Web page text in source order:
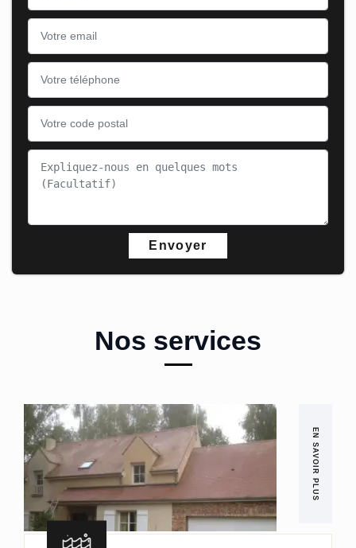
Nos services
EN SAVOIR PLUS